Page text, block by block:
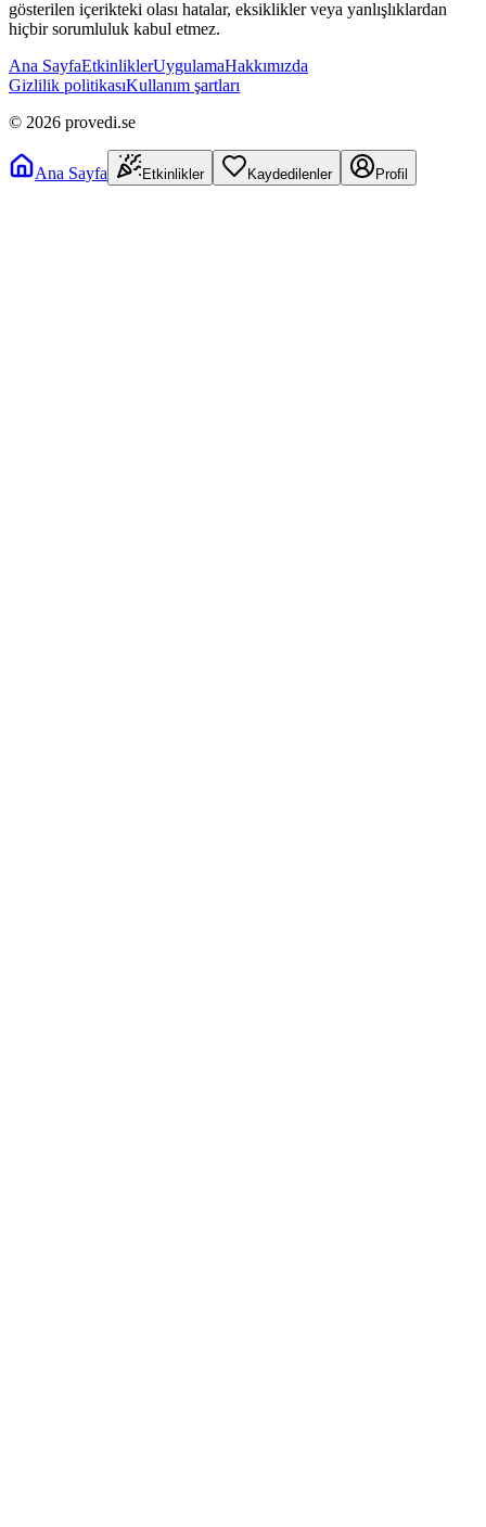
gösterilen içerikteki olası hatalar, eksiklikler veya yanlışlıklardan
hiçbir sorumluluk kabul etmez.
Ana SayfaEtkinliklerUygulamaHakkımızda
Gizlilik politikasıKullanım şartları
© 2026 provedi.se
Ana Sayfa Etkinlikler Kaydedilenler Profil